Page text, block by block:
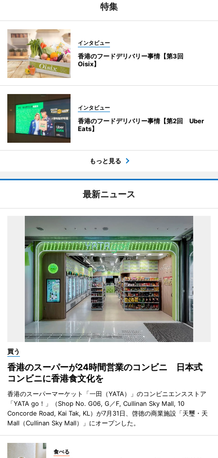
特集
インタビュー
香港のフードデリバリー事情【第3回
Oisix】
インタビュー
香港のフードデリバリー事情【第2回 Uber
Eats】
もっと見る
最新ニュース
買う
香港のスーパーが24時間営業のコンビニ 日本式
コンビニに香港食文化を
香港のスーパーマーケット「一田（YATA）」のコンビニエンスストア
「YATA go！」（Shop No. G06, G／F, Cullinan Sky Mall, 10
Concorde Road, Kai Tak, KL）が7月31日、啓徳の商業施設「天璽・天
Mall（Cullinan Sky Mall）」にオープンした。
食べる